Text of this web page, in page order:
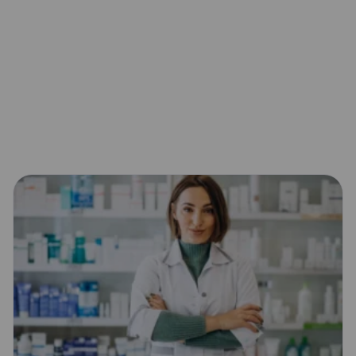
Zapalenie spojówek Zapalenie zatok